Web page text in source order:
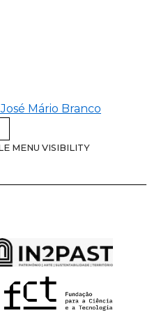
Mário Branco
MENU VISIBILITY